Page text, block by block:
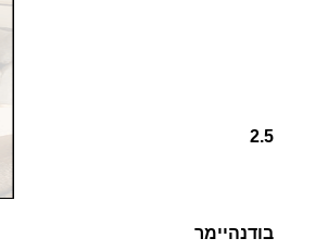
2.5
בודנהיימר